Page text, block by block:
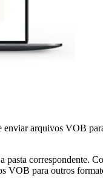
arquivos VOB
correspondente.
para outros